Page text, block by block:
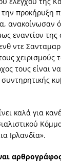
την προκήρυξη
ανακοίνωσαν
εναντίον της
ντε
χειρισμούς
τους είναι να
καλά για
Ιρλανδία».